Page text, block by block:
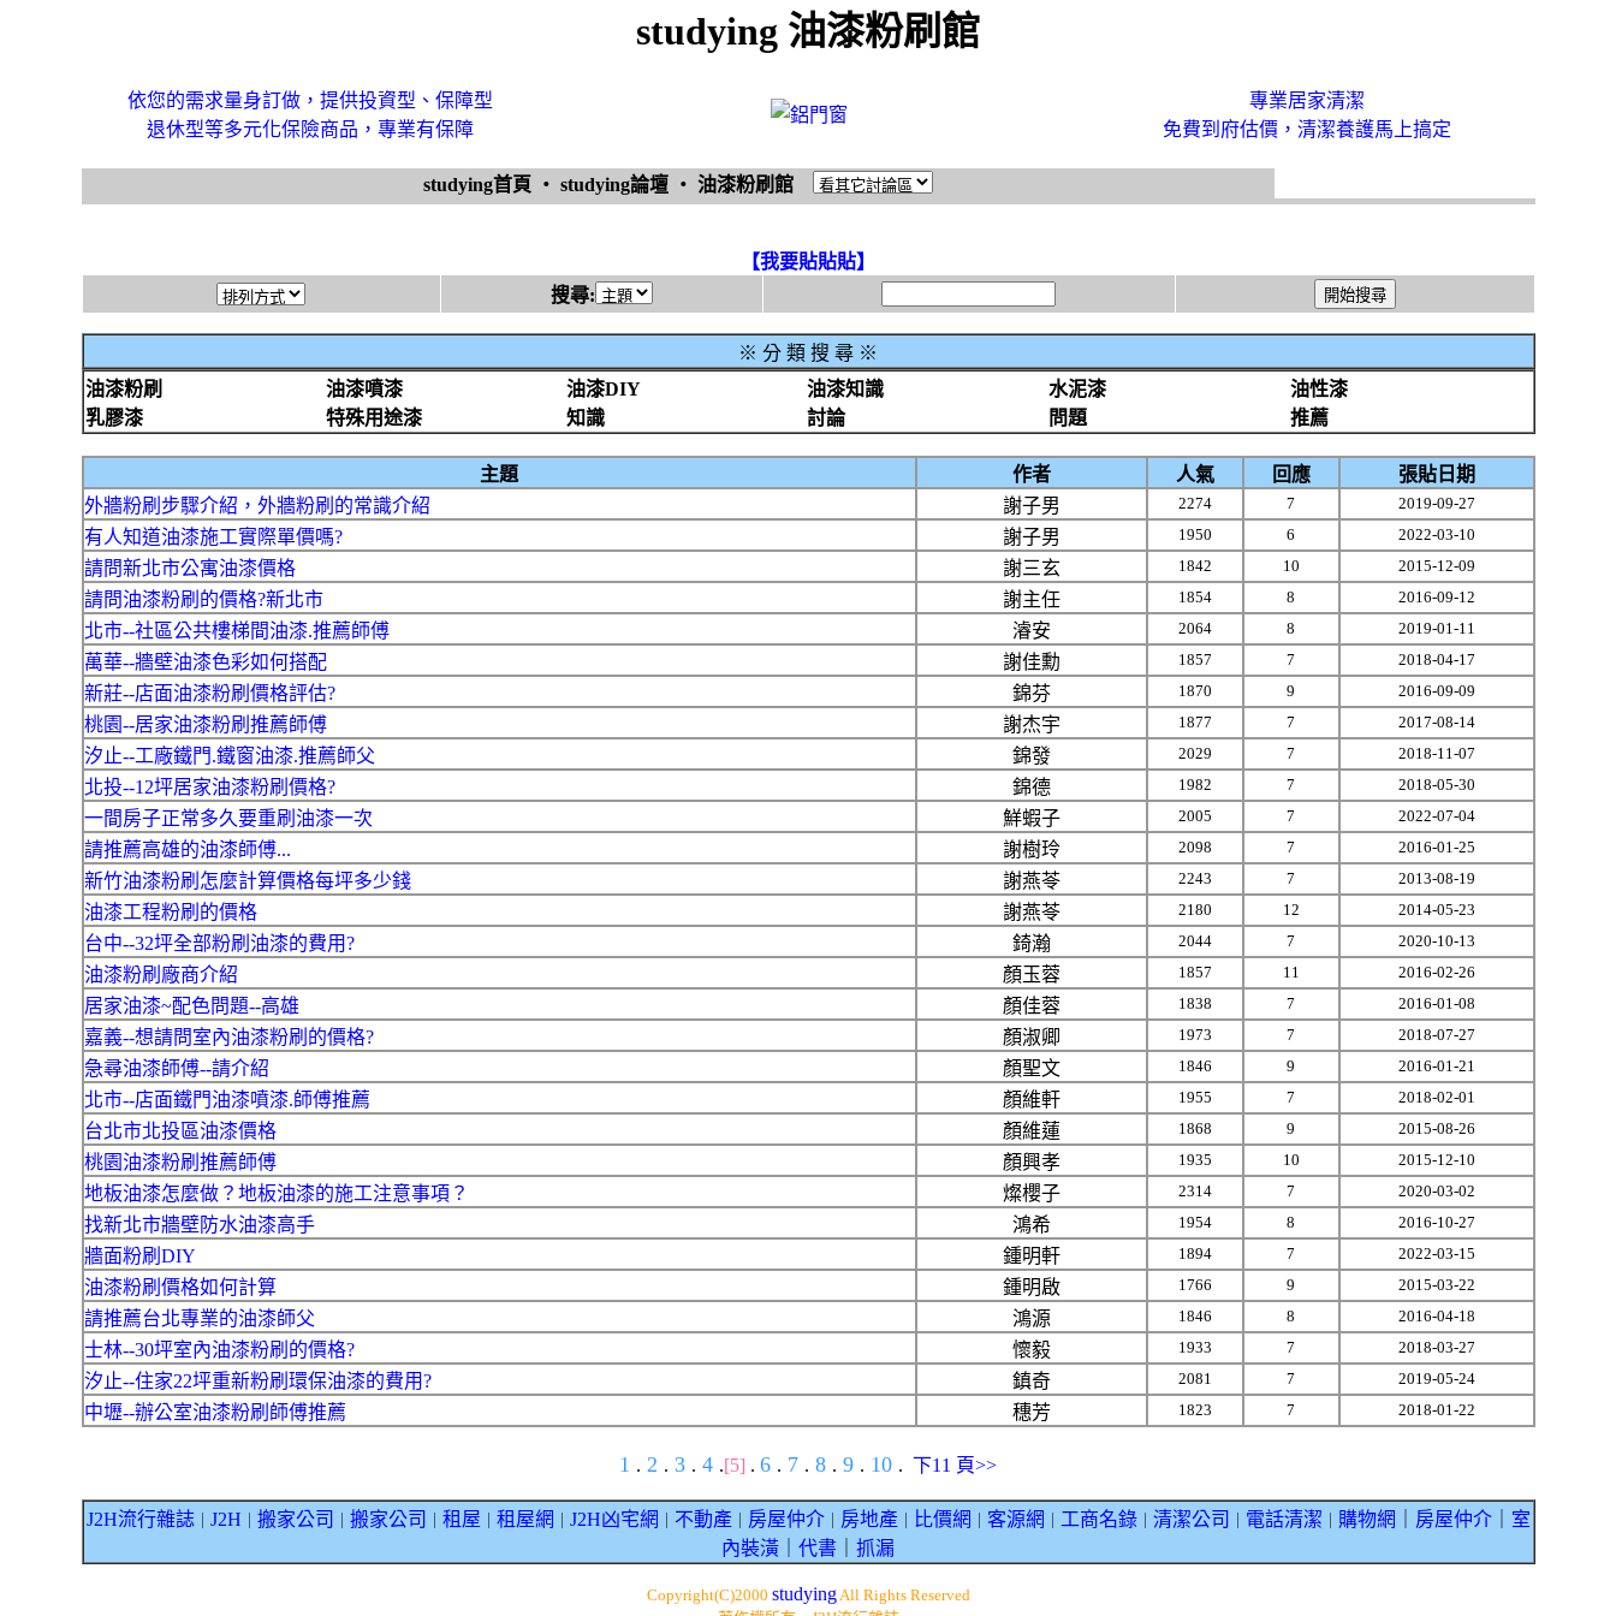
studying 油漆粉刷館
依您的需求量身訂做，提供投資型、保障型
退休型等多元化保險商品，專業有保障
專業居家清潔
免費到府估價，清潔養護馬上搞定
studying首頁 ‧ studying論壇 ‧ 油漆粉刷館
【我要貼貼貼】
搜尋:
※ 分 類 搜 尋 ※
油漆粉刷
油漆噴漆 油漆DIY 油漆知識 水泥漆
油性漆
乳膠漆
特殊用途漆 知識 討論 問題 推薦
主題 作者 人氣 回應
張貼日期
外牆粉刷步驟介紹，外牆粉刷的常識介紹
謝子男 2274 7 2019-09-27
有人知道油漆施工實際單價嗎? 謝子男 1950 6 2022-03-10
請問新北市公寓油漆價格 謝三玄 1842 10 2015-12-09
請問油漆粉刷的價格?新北市 謝主任 1854 8 2016-09-12
北市--社區公共樓梯間油漆.推薦師傅 濬安 2064 8 2019-01-11
萬華--牆壁油漆色彩如何搭配 謝佳勳 1857 7 2018-04-17
新莊--店面油漆粉刷價格評估? 錦芬 1870 9 2016-09-09
桃園--居家油漆粉刷推薦師傅 謝杰宇 1877 7 2017-08-14
汐止--工廠鐵門.鐵窗油漆.推薦師父 錦發 2029 7 2018-11-07
北投--12坪居家油漆粉刷價格? 錦德 1982 7 2018-05-30
一間房子正常多久要重刷油漆一次 鮮蝦子 2005 7 2022-07-04
請推薦高雄的油漆師傅... 謝樹玲 2098 7 2016-01-25
新竹油漆粉刷怎麼計算價格每坪多少錢 謝燕苓 2243 7 2013-08-19
油漆工程粉刷的價格 謝燕苓 2180 12 2014-05-23
台中--32坪全部粉刷油漆的費用? 錡瀚 2044 7 2020-10-13
油漆粉刷廠商介紹 顏玉蓉 1857 11 2016-02-26
居家油漆~配色問題--高雄 顏佳蓉 1838 7 2016-01-08
嘉義--想請問室內油漆粉刷的價格? 顏淑卿 1973 7 2018-07-27
急尋油漆師傅--請介紹 顏聖文 1846 9 2016-01-21
北市--店面鐵門油漆噴漆.師傅推薦 顏維軒 1955 7 2018-02-01
台北市北投區油漆價格 顏維蓮 1868 9 2015-08-26
桃園油漆粉刷推薦師傅 顏興孝 1935 10 2015-12-10
地板油漆怎麼做？地板油漆的施工注意事項？ 燦櫻子 2314 7 2020-03-02
找新北市牆壁防水油漆高手 鴻希 1954 8 2016-10-27
牆面粉刷DIY 鍾明軒 1894 7 2022-03-15
油漆粉刷價格如何計算 鍾明啟 1766 9 2015-03-22
請推薦台北專業的油漆師父 鴻源 1846 8 2016-04-18
士林--30坪室內油漆粉刷的價格? 懷毅 1933 7 2018-03-27
汐止--住家22坪重新粉刷環保油漆的費用? 鎮奇 2081 7 2019-05-24
中壢--辦公室油漆粉刷師傅推薦 穗芳 1823 7 2018-01-22
1 . 2 . 3 . 4 .[5] . 6 . 7 . 8 . 9 . 10 . 下11 頁>>
J2H流行雜誌｜ J2H 搬家公司 搬家公司 租屋 租屋網 J2H凶宅網 不動產｜ 房屋仲介｜ 房地產｜ 比價網 客源網 工商名錄｜ 清潔公司 電話清潔 購物網 房屋仲介｜ 室
內裝潢
代書 抓漏
Copyright(C)2000 studyingAll Rights Reserved